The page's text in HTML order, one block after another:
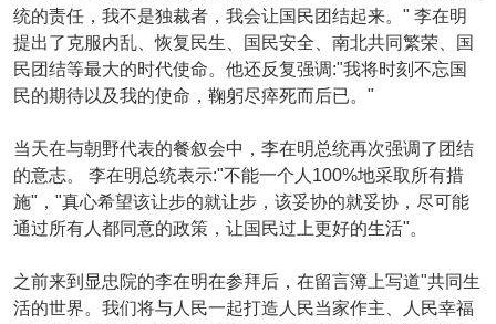
统的责任，我不是独裁者，我会让国民团结起来。" 李在明
提出了克服内乱、恢复民生、国民安全、南北共同繁荣、国
民团结等最大的时代使命。他还反复强调:"我将时刻不忘国
民的期待以及我的使命，鞠躬尽瘁死而后已。"
当天在与朝野代表的餐叙会中，李在明总统再次强调了团结
的意志。 李在明总统表示:"不能一个人100%地采取所有措
施"，"真心希望该让步的就让步，该妥协的就妥协，尽可能
通过所有人都同意的政策，让国民过上更好的生活"。
之前来到显忠院的李在明在参拜后，在留言簿上写道"共同生
活的世界。我们将与人民一起打造人民当家作主、人民幸福